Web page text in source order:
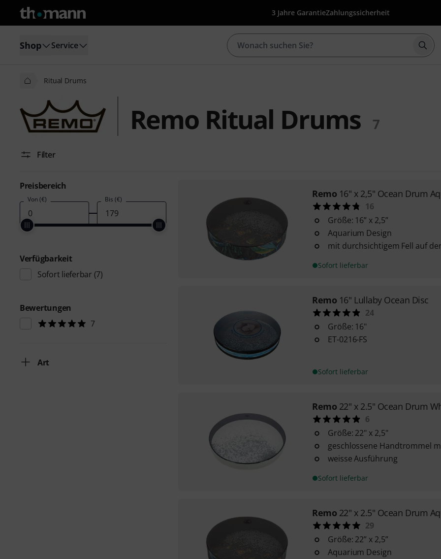
3 Jahre GarantieZahlungssicherheit
Shop Service
Ritual Drums
Remo Ritual Drums 7
Filter
Preisbereich
Von (€) Bis (€)
Verfügbarkeit
Sofort lieferbar (7)
Bewertungen
7
Art
Remo 16" x 2,5" Ocean Drum
16
Größe: 16” x 2,5”
Aquarium Design
mit durchsichtigem Fell auf
Sofort lieferbar
Remo 16" Lullaby Ocean Disc
24
Größe: 16"
ET-0216-FS
Sofort lieferbar
Remo 22" x 2.5" Ocean Drum
6
Größe: 22" x 2,5"
geschlossene Handtrommel
weisse Ausführung
Sofort lieferbar
Remo 22" x 2.5" Ocean Drum
29
Größe: 22” x 2,5”
Aquarium Design